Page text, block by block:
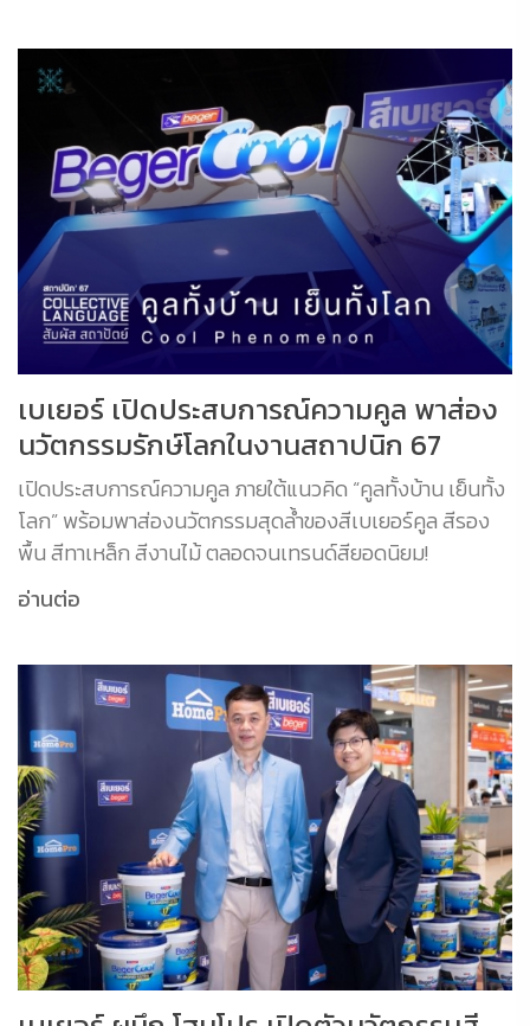
เบเยอร์ เปิดประสบการณ์ความคูล พาส่อง
นวัตกรรมรักษ์โลกในงานสถาปนิก 67
เปิดประสบการณ์ความคูล ภายใต้แนวคิด “คูลทั้งบ้าน เย็นทั้ง
โลก” พร้อมพาส่องนวัตกรรมสุดล้ำของสีเบเยอร์คูล สีรอง
พื้น สีทาเหล็ก สีงานไม้ ตลอดจนเทรนด์สียอดนิยม!
อ่านต่อ